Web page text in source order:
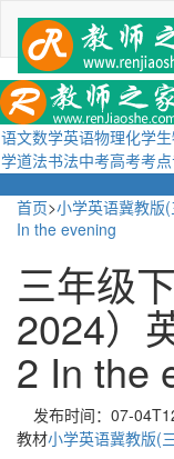
语文数学英语物理化学
学道法书法中考高考考点
首页>小学英语冀教版
In the evening
三年级
2024）
2 In the
发布时间：07-
教材小学英语冀教版(